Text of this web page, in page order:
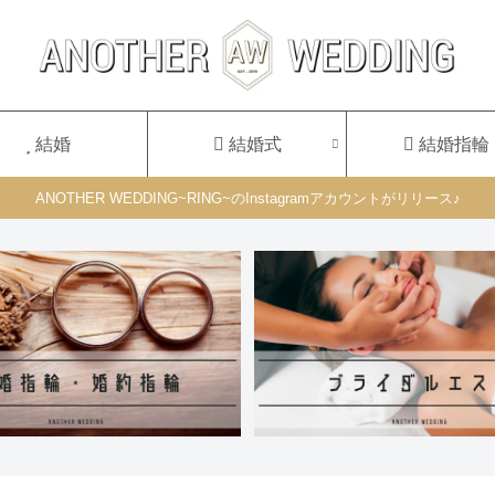
結婚 結婚式 結婚指輪
ANOTHER WEDDING~RING~のInstagramアカウントがリリース♪